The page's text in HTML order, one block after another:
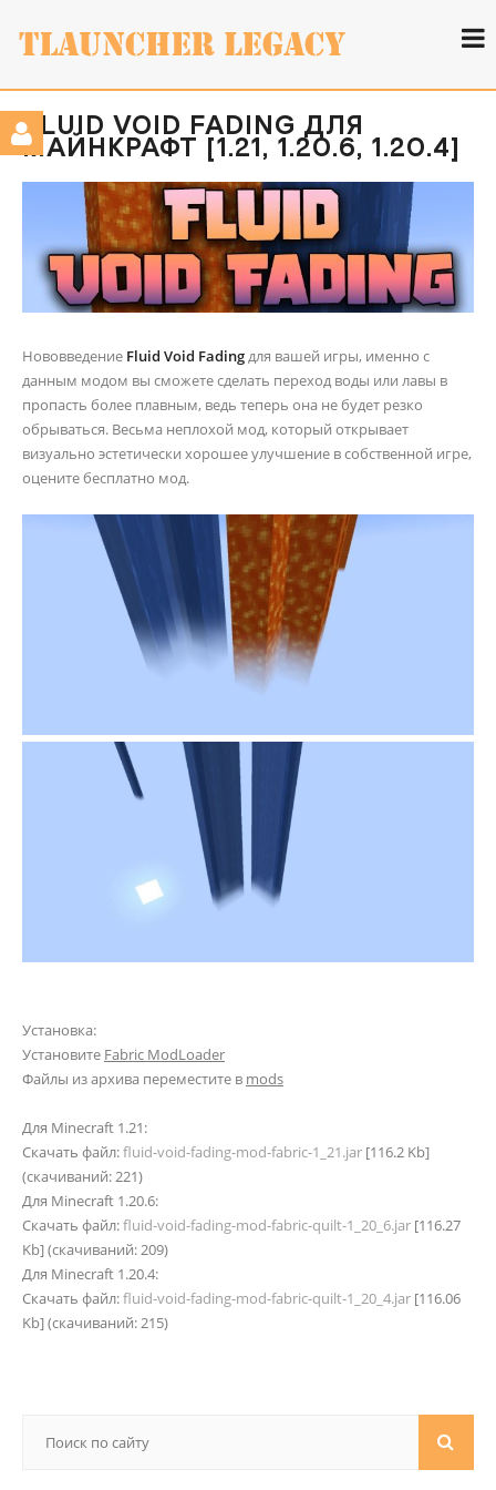
FLUID VOID FADING ДЛЯ
МАЙНКРАФТ [1.21, 1.20.6, 1.20.4]
Нововведение Fluid Void Fadingдля вашей игры, именно с
данным модом вы сможете сделать переход воды или лавы в
пропасть более плавным, ведь теперь она не будет резко
обрываться. Весьма неплохой мод, который открывает
визуально эстетически хорошее улучшение в собственной игре,
оцените бесплатно мод.
Установка:
Установите Fabric ModLoader
Файлы из архива переместите в mods
Для Minecraft 1.21:
Скачать файл:fluid-void-fading-mod-fabric-1_21.jar
(cкачиваний: 221)
Для Minecraft 1.20.6:
Скачать файл:fluid-void-fading-mod-fabric-quilt-1_20_6.jar
Kb] (cкачиваний: 209)
Для Minecraft 1.20.4:
Скачать файл:fluid-void-fading-mod-fabric-quilt-1_20_4.jar
Kb] (cкачиваний: 215)